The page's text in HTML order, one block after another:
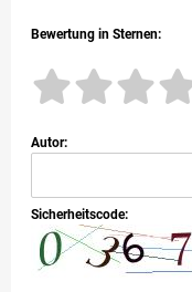
Bewertung in Sternen:
Autor:
Sicherheitscode: